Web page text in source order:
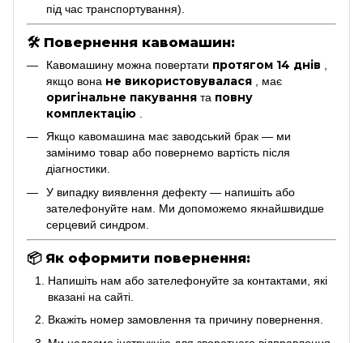
під час транспортування).
🛠 Повернення кавомашин:
Кавомашину можна повертати протягом 14 днів
якщо вона не використовувалася , має
оригінальне пакування та повну
комплектацію
Якщо кавомашина має заводський брак — ми
замінимо товар або повернемо вартість після
діагностики.
У випадку виявлення дефекту — напишіть або
зателефонуйте нам. Ми допоможемо якнайшвидше
серцевий синдром.
📦Як оформити повернення:
Напишіть нам або зателефонуйте за контактами, які
вказані на сайті.
Вкажіть номер замовлення та причину повернення.